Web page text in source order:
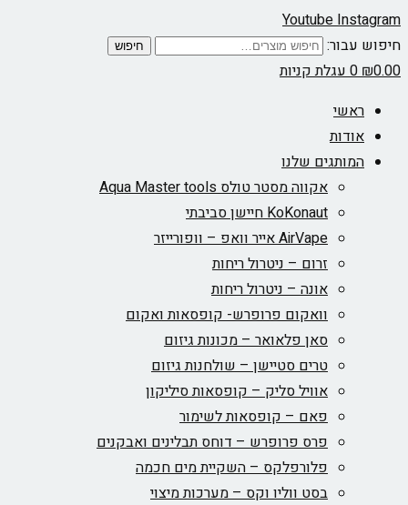
YoutubeInstagram
חיפוש עבור:
חיפוש
₪0.00
0עגלת קניות
ראשי
אודות
המותגים שלנו
אקווה מסטר טולס Aqua Master tools
KoKonaut חיישן סביבתי
AirVape אייר וואפ – וופורייזר
זרום – ניטרול ריחות
אונה – ניטרול ריחות
וואקום פרופרש- קופסאות ואקום
סאן פלאואר – מכונות גיזום
טרים סטיישן – שולחנות גיזום
אוויל סליק – קופסאות סיליקון
פאם – קופסאות לשימור
פרס פרופרש – דוחס תבלינים ואבקנים
פלורפלקס – השקיית מים חכמה
בסט ווליו וקס – מערכות מיצוי